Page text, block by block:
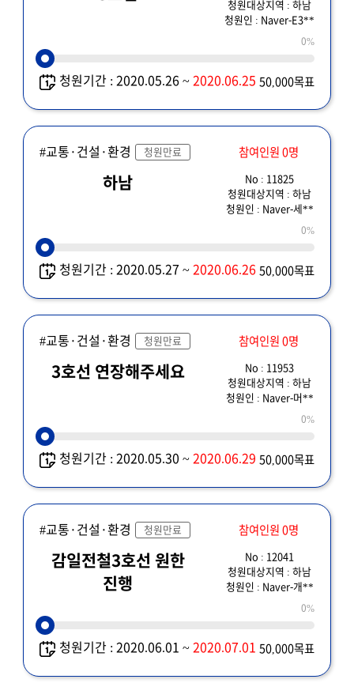
청원대상지역 : 하남
청원인 : Naver-E3**
0%
청원기간 : 2020.05.26 ~2020.06.25 50,000목표
#교통·건설·환경 청원만료 참여인원 0명
하남
No : 11825
청원대상지역 : 하남
청원인 : Naver-세**
0%
청원기간 : 2020.05.27 ~2020.06.26 50,000목표
#교통·건설·환경 청원만료 참여인원 0명
3호선 연장해주세요
No : 11953
청원대상지역 : 하남
청원인 : Naver-머**
0%
청원기간 : 2020.05.30 ~2020.06.29 50,000목표
#교통·건설·환경 청원만료 참여인원 0명
감일전철3호선 원한
진행
No : 12041
청원대상지역 : 하남
청원인 : Naver-개**
0%
청원기간 : 2020.06.01 ~2020.07.01 50,000목표